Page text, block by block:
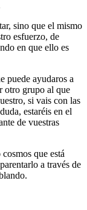
sino que el mismo
esfuerzo, de
en que ello es
puede ayudaros a
otro grupo al que
si vais con las
estaréis en el
de vuestras
que está
a través de